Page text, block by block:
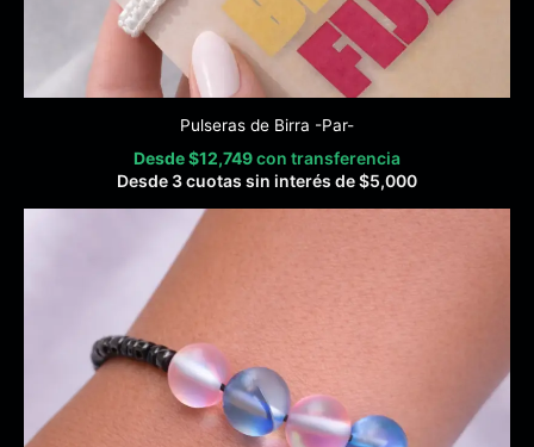
Pulseras de Birra -Par-
Desde$12,749con transferencia
Desde 3 cuotas sin interés de$5,000